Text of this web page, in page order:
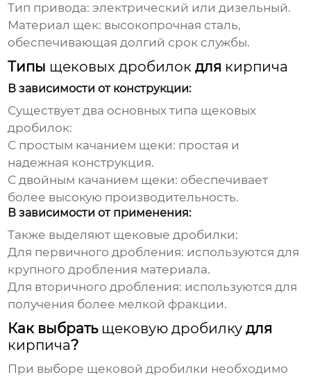
Тип привода: электрический или дизельный.
Материал щек: высокопрочная сталь,
обеспечивающая долгий срок службы.
Типы щековых дробилок для кирпича
В зависимости от конструкции:
Существует два основных типа щековых
дробилок:
С простым качанием щеки: простая и
надежная конструкция.
С двойным качанием щеки: обеспечивает
более высокую производительность.
В зависимости от применения:
Также выделяют щековые дробилки:
Для первичного дробления: используются для
крупного дробления материала.
Для вторичного дробления: используются для
получения более мелкой фракции.
Как выбрать щековую дробилку для
кирпича?
При выборе щековой дробилки необходимо